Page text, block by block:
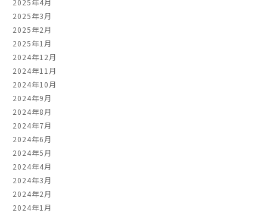
2025年4月
2025年3月
2025年2月
2025年1月
2024年12月
2024年11月
2024年10月
2024年9月
2024年8月
2024年7月
2024年6月
2024年5月
2024年4月
2024年3月
2024年2月
2024年1月